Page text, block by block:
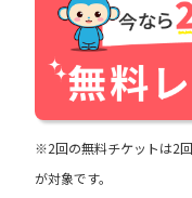
※2回の無料チケットは2
が対象です。